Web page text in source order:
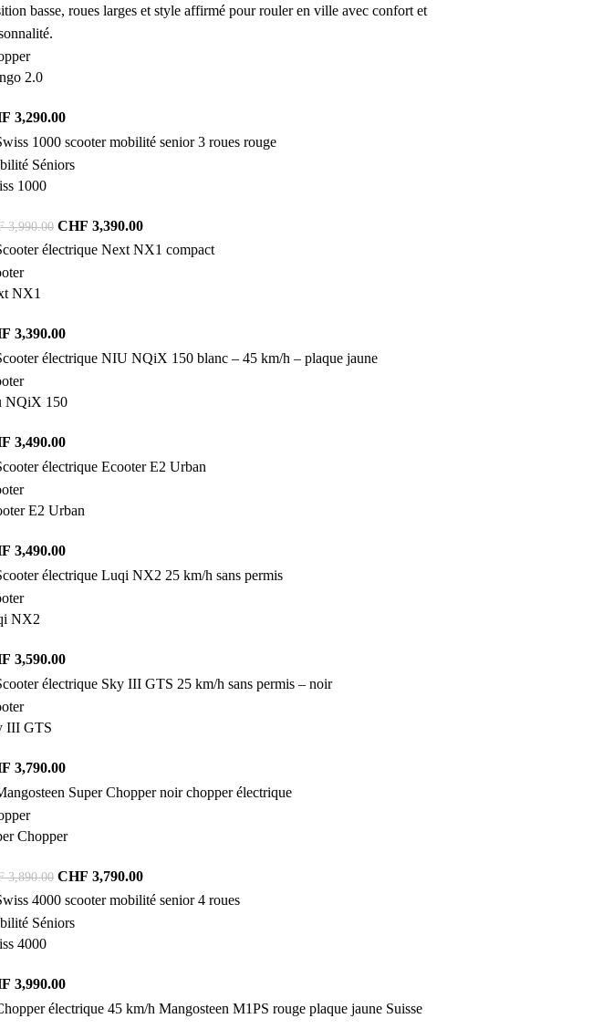
2.0
3,290.00
Séniors
1000
3,990.00 CHF 3,390.00
NX1
3,390.00
NQiX 150
3,490.00
E2 Urban
3,490.00
NX2
3,590.00
III GTS
3,790.00
Chopper
3,890.00 CHF 3,790.00
Séniors
4000
3,990.00